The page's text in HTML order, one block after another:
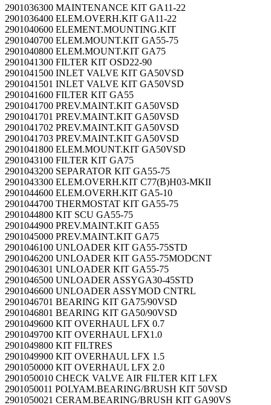
2901036300 MAINTENANCE KIT GA11-22
2901036400 ELEM.OVERH.KIT GA11-22
2901040600 ELEMENT.MOUNTING.KIT
2901040700 ELEM.MOUNT.KIT GA55-75
2901040800 ELEM.MOUNT.KIT GA75
2901041300 FILTER KIT OSD22-90
2901041500 INLET VALVE KIT GA50VSD
2901041501 INLET VALVE KIT GA50VSD
2901041600 FILTER KIT GA55
2901041700 PREV.MAINT.KIT GA50VSD
2901041701 PREV.MAINT.KIT GA50VSD
2901041702 PREV.MAINT.KIT GA50VSD
2901041703 PREV.MAINT.KIT GA50VSD
2901041800 ELEM.MOUNT.KIT GA50VSD
2901043100 FILTER KIT GA75
2901043200 SEPARATOR KIT GA55-75
2901043300 ELEM.OVERH.KIT C77(B)H03-MKII
2901044600 ELEM.OVERH.KIT GA5-10
2901044700 THERMOSTAT KIT GA55-75
2901044800 KIT SCU GA55-75
2901044900 PREV.MAINT.KIT GA55
2901045000 PREV.MAINT.KIT GA75
2901046100 UNLOADER KIT GA55-75STD
2901046200 UNLOADER KIT GA55-75MODCNT
2901046301 UNLOADER KIT GA55-75
2901046500 UNLOADER ASSYGA30-45STD
2901046600 UNLOADER ASSYMOD CNTRL
2901046701 BEARING KIT GA75/90VSD
2901046801 BEARING KIT GA50/90VSD
2901049600 KIT OVERHAUL LFX 0.7
2901049700 KIT OVERHAUL LFX1.0
2901049800 KIT FILTRES
2901049900 KIT OVERHAUL LFX 1.5
2901050000 KIT OVERHAUL LFX 2.0
2901050010 CHECK VALVE AIR FILTER KIT LFX
2901050011 POLYAM.BEARING/BRUSH KIT 50VSD
2901050021 CERAM.BEARING/BRUSH KIT GA90VS